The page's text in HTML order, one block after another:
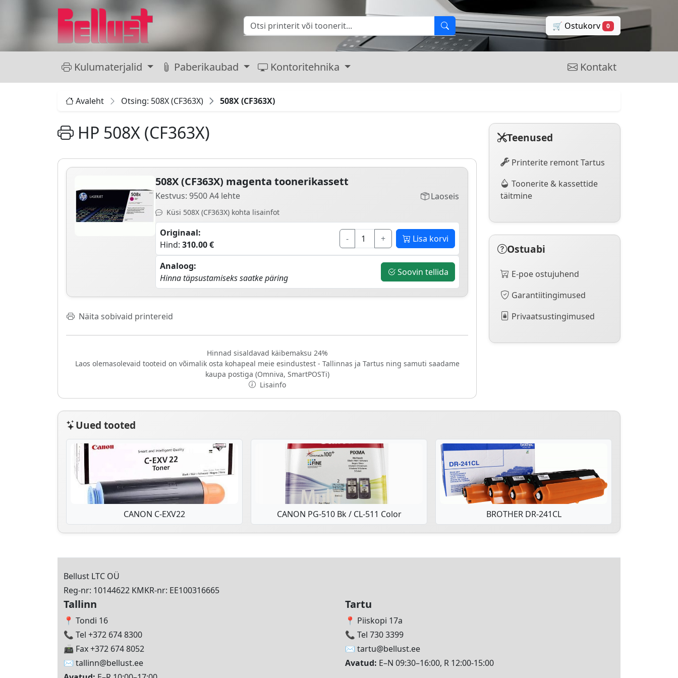
🛒 Ostukorv 0
Kulumaterjalid Paberikaubad Kontoritehnika Kontakt
Avaleht Otsing: 508X (CF363X) 508X (CF363X)
HP 508X (CF363X)
508X (CF363X) magenta toonerikassett
Kestvus: 9500 A4 lehte
Küsi 508X (CF363X) kohta lisainfot
Laoseis
Originaal:
Hind: 310.00 €
- + Lisa korvi
Analoog:
Hinna täpsustamiseks saatke päring
Soovin tellida
Näita sobivaid printereid
Hinnad sisaldavad käibemaksu 24%
Laos olemasolevaid tooteid on võimalik osta kohapeal meie esindustest - Tallinnas ja Tartus ning samuti saadame
kaupa postiga (Omniva, SmartPOSTi)
Lisainfo
Teenused
Printerite remont Tartus
Toonerite & kassettide
täitmine
Ostuabi
E-poe ostujuhend
Garantiitingimused
Privaatsustingimused
Uued tooted
CANON C-EXV22 CANON PG-510 Bk / CL-511 Color BROTHER DR-241CL
Bellust LTC OÜ
Reg-nr: 10144622 KMKR-nr: EE100316665
Tallinn
📍 Tondi 16
📞 Tel +372 674 8300
📠 Fax +372 674 8052
✉️ tallinn@bellust.ee
Tartu
📍 Piiskopi 17a
📞 Tel 730 3399
✉️ tartu@bellust.ee
Avatud: E–N 09:30–16:00, R 12:00-15:00